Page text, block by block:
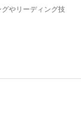
やリーディング技